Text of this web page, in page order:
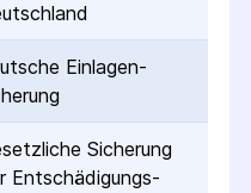
Einlagen­
Sicherung
Entschädigungs­